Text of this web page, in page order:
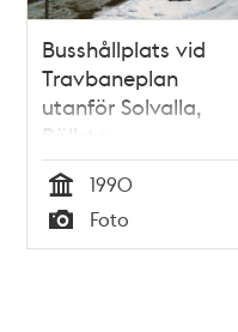
Busshållplats vid
Travbaneplan
utanför Solvalla,
Bällsta
Tid
1990
Typ
Foto